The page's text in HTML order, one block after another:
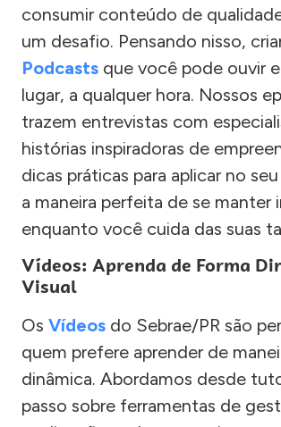
consumir conteúdo de
um desafio. Pensando nisso,
Podcasts que você pode ouvir
lugar, a qualquer hora. Nossos
trazem entrevistas com
histórias inspiradoras de
dicas práticas para aplicar no
a maneira perfeita de se manter
enquanto você cuida das suas
Vídeos: Aprenda de Forma
Visual
Os Vídeos do Sebrae/PR são
quem prefere aprender de
dinâmica. Abordamos desde
passo sobre ferramentas de